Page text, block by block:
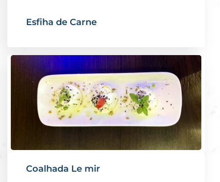
Esfiha de Carne
Coalhada Le mir